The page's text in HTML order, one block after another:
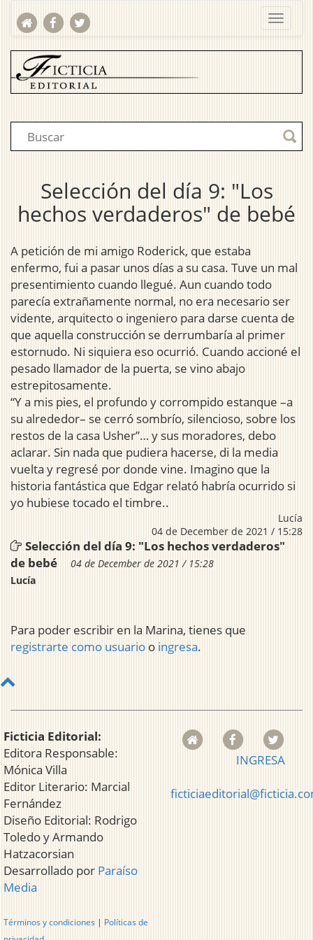
Selección del día 9: "Los
hechos verdaderos" de bebé
A petición de mi amigo Roderick, que estaba
enfermo, fui a pasar unos días a su casa. Tuve un mal
presentimiento cuando llegué. Aun cuando todo
parecía extrañamente normal, no era necesario ser
vidente, arquitecto o ingeniero para darse cuenta de
que aquella construcción se derrumbaría al primer
estornudo. Ni siquiera eso ocurrió. Cuando accioné el
pesado llamador de la puerta, se vino abajo
estrepitosamente.
“Y a mis pies, el profundo y corrompido estanque –a
su alrededor– se cerró sombrío, silencioso, sobre los
restos de la casa Usher”… y sus moradores, debo
aclarar. Sin nada que pudiera hacerse, di la media
vuelta y regresé por donde vine. Imagino que la
historia fantástica que Edgar relató habría ocurrido si
yo hubiese tocado el timbre..
Lucía
04 de December de 2021 / 15:28
Selección del día 9: "Los hechos verdaderos"
de bebé
04 de December de 2021 / 15:28
Lucía
Para poder escribir en la Marina, tienes que
registrarte como usuario o ingresa.
Ficticia Editorial:
Editora Responsable:
Mónica Villa
Editor Literario: Marcial
Fernández
Diseño Editorial: Rodrigo
Toledo y Armando
Hatzacorsian
Desarrollado por Paraíso
Media
Términos y condiciones | Políticas de
INGRESA